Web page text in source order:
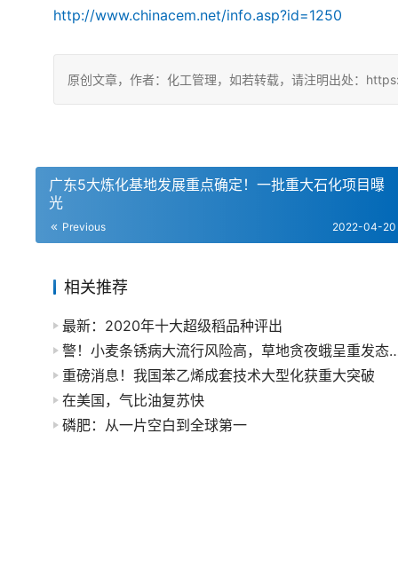
http://www.chinacem.net/info.asp?id=1250
原创文章，作者：化工管理，如若转载，请注明出处：
广东5大炼化基地发展重点确定！一批重大石化项目曝
光
Previous 2022-04-20
相关推荐
最新：2020年十大超级稻品种评出
警！小麦条锈病大流行风险高，草
重磅消息！我国苯乙烯成套技术大型化获重大突破
在美国，气比油复苏快
磷肥：从一片空白到全球第一